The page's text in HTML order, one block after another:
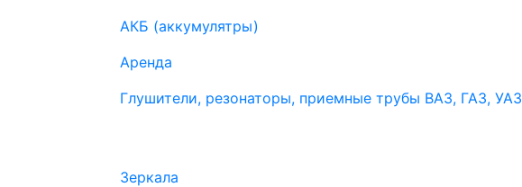
АКБ (аккумулятры)
Аренда
Глушители, резонаторы, приемные трубы ВАЗ, ГАЗ, УАЗ
Зеркала